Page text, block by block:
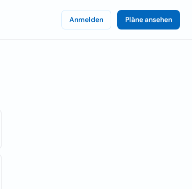
Anmelden Pläne ansehen